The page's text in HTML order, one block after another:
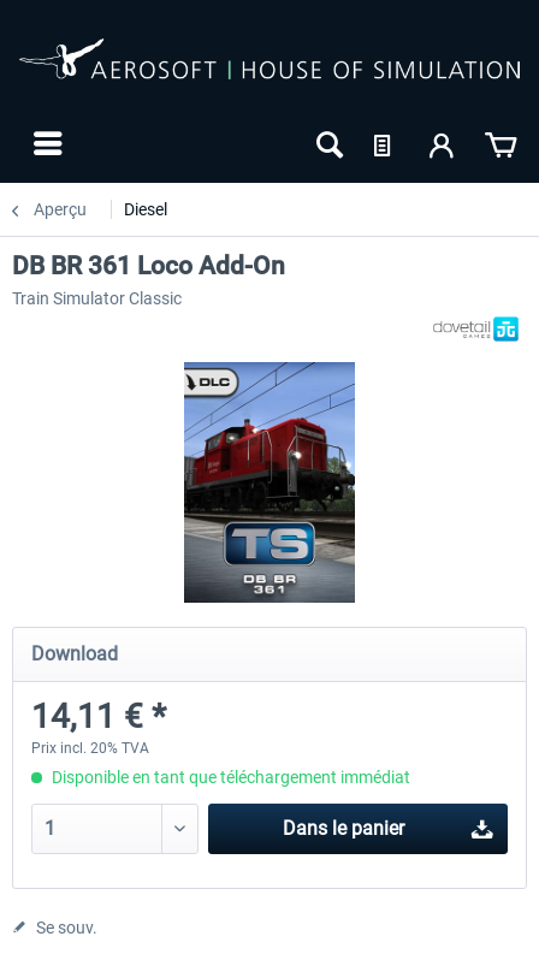
Aperçu Diesel
ChrisTrains - Stadler GTW
18,00 € *
NS-DM90
DB BR 361 Loco Add-On
Train Simulator Classic
Download
14,11 € *
Prix incl. 20% TVA
Disponible en tant que téléchargement immédiat
Dans le panier
Se souv.